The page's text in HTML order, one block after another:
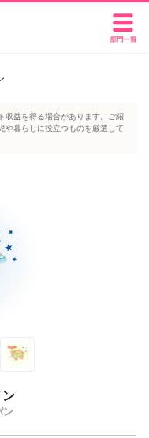
収益を得る場合があります。ご紹
や暮らしに役立つものを厳選して
ン